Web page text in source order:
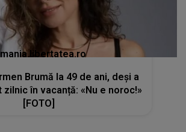
Brumă la 49 de ani, deși a
în vacanță: «Nu e noroc!»
[FOTO]